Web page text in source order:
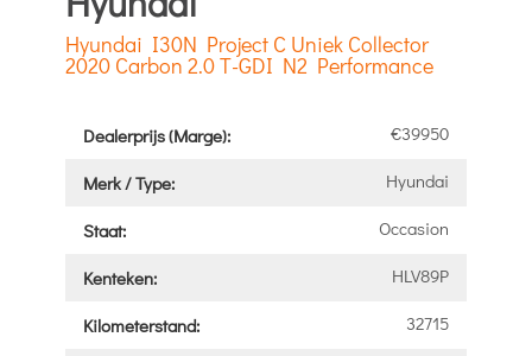
Hyundai I30N Project C Uniek Collector
2020 Carbon 2.0 T-GDI N2 Performance
Dealerprijs (Marge): €39950
Merk / Type: Hyundai
Staat: Occasion
Kenteken: HLV89P
Kilometerstand: 32715